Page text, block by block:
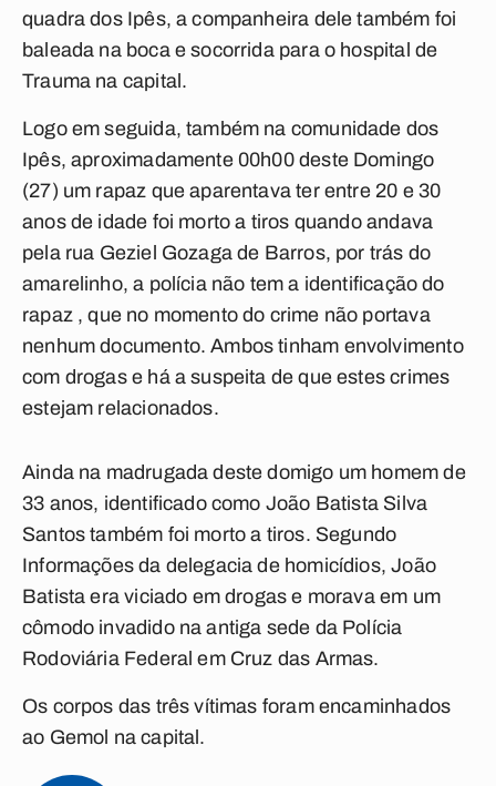
quadra dos Ipês, a companheira dele também foi
baleada na boca e socorrida para o hospital de
Trauma na capital.
Logo em seguida, também na comunidade dos
Ipês, aproximadamente 00h00 deste Domingo
(27) um rapaz que aparentava ter entre 20 e 30
anos de idade foi morto a tiros quando andava
pela rua Geziel Gozaga de Barros, por trás do
amarelinho, a polícia não tem a identificação do
rapaz , que no momento do crime não portava
nenhum documento. Ambos tinham envolvimento
com drogas e há a suspeita de que estes crimes
estejam relacionados.
Ainda na madrugada deste domigo um homem de
33 anos, identificado como João Batista Silva
Santos também foi morto a tiros. Segundo
Informações da delegacia de homicídios, João
Batista era viciado em drogas e morava em um
cômodo invadido na antiga sede da Polícia
Rodoviária Federal em Cruz das Armas.
Os corpos das três vítimas foram encaminhados
ao Gemol na capital.